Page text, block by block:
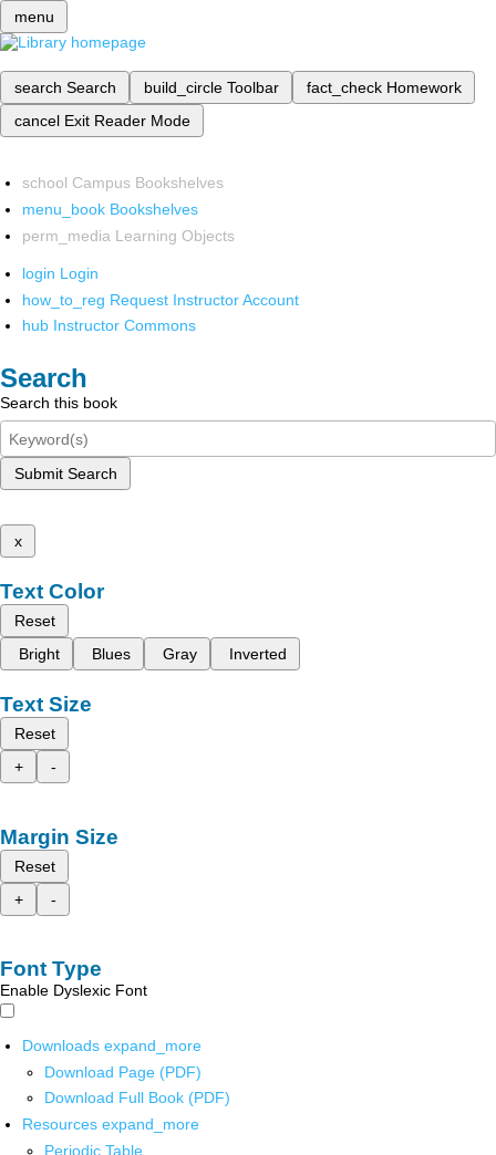
menu
search Search build_circle Toolbar fact_check Homework
cancel Exit Reader Mode
school Campus Bookshelves
menu_book Bookshelves
perm_media Learning Objects
login Login
how_to_reg Request Instructor Account
hub Instructor Commons
Search
Search this book
Submit Search
x
Text Color
Reset
Bright
Blues Gray Inverted
Text Size
Reset
+
-
Margin Size
Reset
+
-
Font Type
Enable Dyslexic Font
Downloads expand_more
Download Page (PDF)
Download Full Book (PDF)
Resources expand_more
Periodic Table